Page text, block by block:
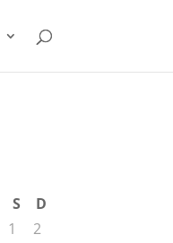
S
D
1
2